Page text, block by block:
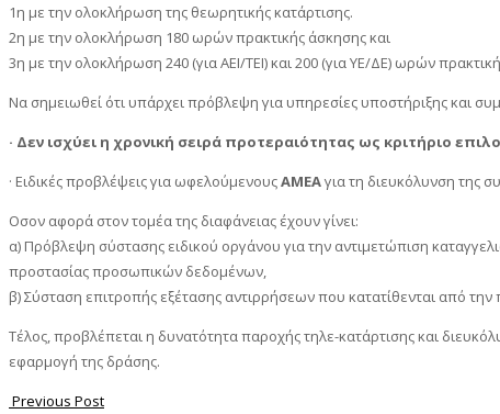
1η με την ολοκλήρωση της θεωρητικής κατάρτισης.
2η με την ολοκλήρωση 180 ωρών πρακτικής άσκησης και
3η με την ολοκλήρωση 240 (για ΑΕΙ/ΤΕΙ) και 200 (για ΥΕ/ΔΕ) ωρών
Να σημειωθεί ότι υπάρχει πρόβλεψη για υπηρεσίες υποστήριξης και
· Δεν ισχύει η χρονική σειρά προτεραιότητας ως κριτήριο
· Ειδικές προβλέψεις για ωφελούμενουςΑΜΕΑγια τη διευκόλυνση της
Οσον αφορά στον τομέα της διαφάνειας έχουν γίνει:
α) Πρόβλεψη σύστασης ειδικού οργάνου για την αντιμετώπιση
προστασίας προσωπικών δεδομένων,
β) Σύσταση επιτροπής εξέτασης αντιρρήσεων που κατατίθενται από
Τέλος, προβλέπεται η δυνατότητα παροχής τηλε-κατάρτισης και
εφαρμογή της δράσης.
Previous Post